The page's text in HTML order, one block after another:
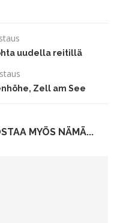
uudella reitillä
Zell am See
MYÖS NÄMÄ...